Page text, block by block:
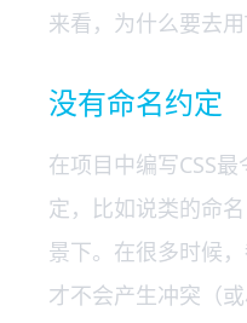
来看，为什么要去用
没有命名约定
在项目中编写CSS
定，比如说类的命
景下。在很多时候
才不会产生冲突（